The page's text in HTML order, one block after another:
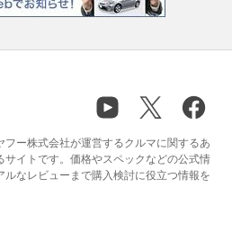
ー株式会社が運営するクルマに関するあ
サイトです。価格やスペックなどの公式情
なレビューまで購入検討に役立つ情報を